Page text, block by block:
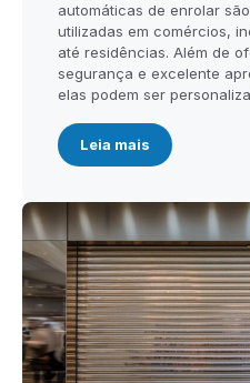
automáticas de enrolar
utilizadas em comércios,
até residências. Além de
segurança e excelente
elas podem ser
Leia mais